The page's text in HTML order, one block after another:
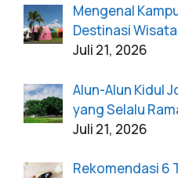
Mengenal
Destinasi
Juli 21, 2026
Alun-Alun Kidul
yang Selalu
Juli 21, 2026
Rekomendasi 6